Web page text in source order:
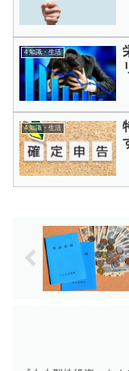
4 知識・生活
4 知識・生活